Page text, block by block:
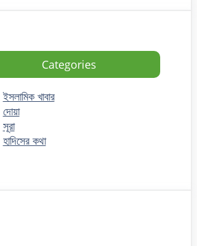
Categories
ইসলামিক খাবার
দোয়া
সূরা
হাদিসের কথা